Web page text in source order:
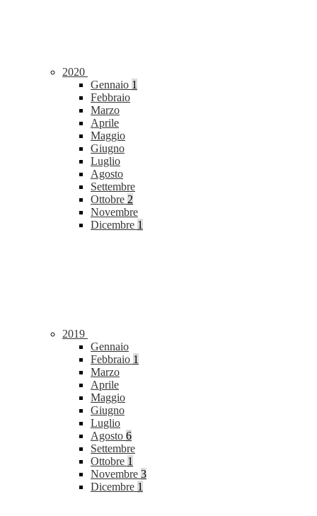
2020
Gennaio 1
Febbraio
Marzo
Aprile
Maggio
Giugno
Luglio
Agosto
Settembre
Ottobre 2
Novembre
Dicembre 1
2019
Gennaio
Febbraio 1
Marzo
Aprile
Maggio
Giugno
Luglio
Agosto 6
Settembre
Ottobre 1
Novembre 3
Dicembre 1